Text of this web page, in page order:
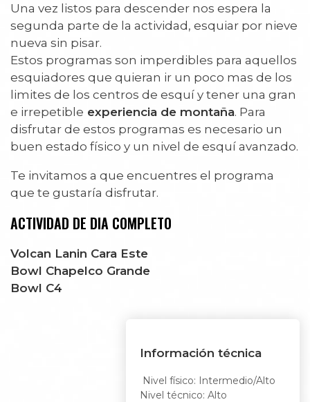
Una vez listos para descender nos espera la
segunda parte de la actividad, esquiar por nieve
nueva sin pisar.
Estos programas son imperdibles para aquellos
esquiadores que quieran ir un poco mas de los
limites de los centros de esquí y tener una gran
e irrepetible experiencia de montaña. Para
disfrutar de estos programas es necesario un
buen estado físico y un nivel de esquí avanzado.
Te invitamos a que encuentres el programa
que te gustaría disfrutar.
ACTIVIDAD DE DIA COMPLETO
Volcan Lanin Cara Este
Bowl Chapelco Grande
Bowl C4
Información técnica
Nivel físico: Intermedio/Alto
Nivel técnico: Alto